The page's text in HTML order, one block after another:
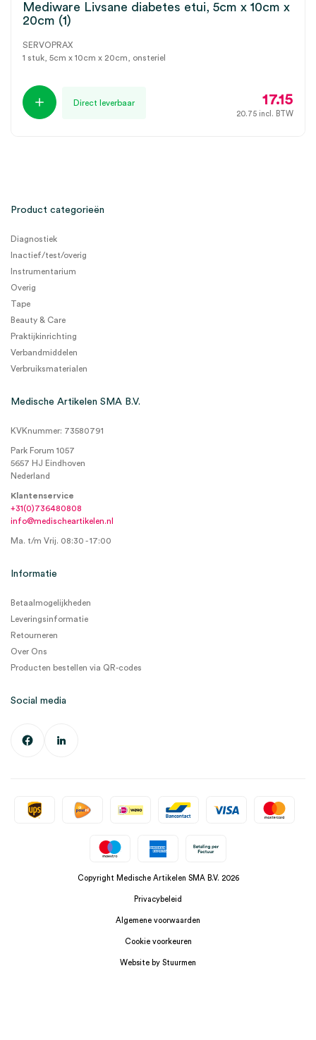
Mediware Livsane diabetes etui, 5cm x 10cm x
20cm (1)
SERVOPRAX
1 stuk, 5cm x 10cm x 20cm, onsteriel
Direct leverbaar 17.15
20.75 incl. BTW
Product categorieën
Diagnostiek
Inactief/test/overig
Instrumentarium
Overig
Tape
Beauty & Care
Praktijkinrichting
Verbandmiddelen
Verbruiksmaterialen
Medische Artikelen SMA B.V.
KVKnummer: 73580791
Park Forum 1057
5657 HJ Eindhoven
Nederland
Klantenservice
+31(0)736480808
info@medischeartikelen.nl
Ma. t/m Vrij. 08:30 - 17:00
Informatie
Betaalmogelijkheden
Leveringsinformatie
Retourneren
Over Ons
Producten bestellen via QR-codes
Social media
Copyright Medische Artikelen SMA B.V. 2026
Privacybeleid
Algemene voorwaarden
Cookie voorkeuren
Website by Stuurmen